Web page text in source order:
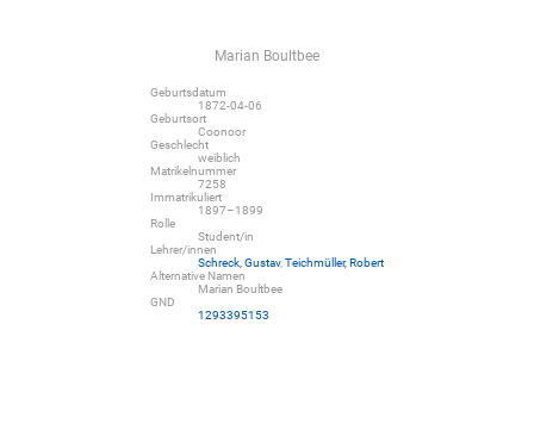
Marian Boultbee
Geburtsdatum
1872-04-06
Geburtsort
Coonoor
Geschlecht
weiblich
Matrikelnummer
7258
Immatrikuliert
1897–1899
Rolle
Student/in
Lehrer/innen
Schreck, Gustav, Teichmüller, Robert
Alternative Namen
Marian Boultbee
GND
1293395153